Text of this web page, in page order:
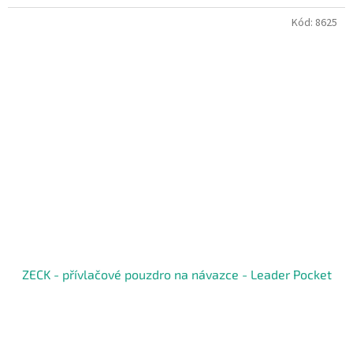
ZECK - přívlačové pouzdro na návazce - Leader Pocket
Kód: 8625